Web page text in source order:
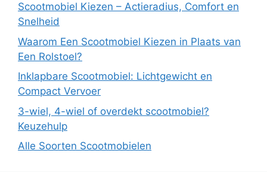
Scootmobiel Kiezen – Actieradius, Comfort en
Snelheid
Waarom Een Scootmobiel Kiezen in Plaats van
Een Rolstoel?
Inklapbare Scootmobiel: Lichtgewicht en
Compact Vervoer
3-wiel, 4-wiel of overdekt scootmobiel?
Keuzehulp
Alle Soorten Scootmobielen